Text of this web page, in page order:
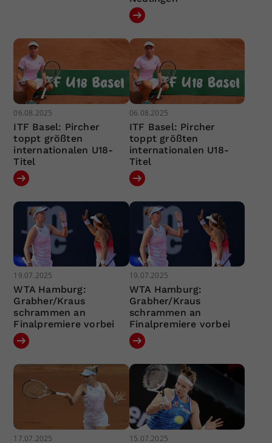
06.08.2025
ITF Basel: Pircher
toppt größten
internationalen U18-
Titel
06.08.2025
ITF Basel: Pircher
toppt größten
internationalen U18-
Titel
19.07.2025
WTA Hamburg:
Grabher/Kraus
schrammen an
Finalpremiere vorbei
19.07.2025
WTA Hamburg:
Grabher/Kraus
schrammen an
Finalpremiere vorbei
17.07.2025 15.07.2025